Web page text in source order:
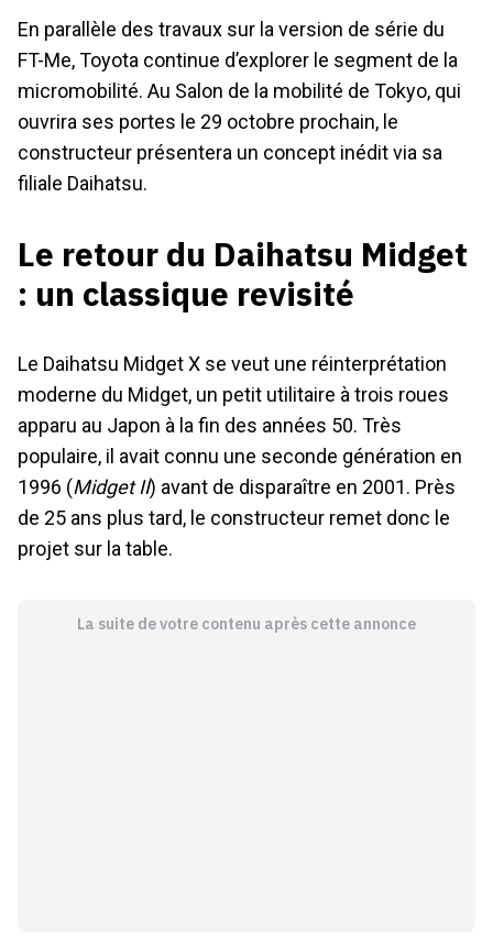
En parallèle des travaux sur la version de série du
FT-Me, Toyota continue d’explorer le segment de la
micromobilité. Au Salon de la mobilité de Tokyo, qui
ouvrira ses portes le 29 octobre prochain, le
constructeur présentera un concept inédit via sa
filiale Daihatsu.
Le retour du Daihatsu Midget
: un classique revisité
Le Daihatsu Midget X se veut une réinterprétation
moderne du Midget, un petit utilitaire à trois roues
apparu au Japon à la fin des années 50. Très
populaire, il avait connu une seconde génération en
1996 (Midget II) avant de disparaître en 2001. Près
de 25 ans plus tard, le constructeur remet donc le
projet sur la table.
La suite de votre contenu après cette annonce